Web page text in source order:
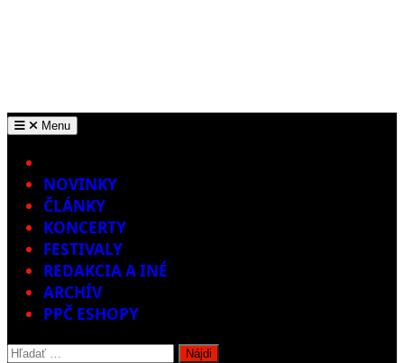
Menu
NOVINKY
ČLÁNKY
KONCERTY
FESTIVALY
REDAKCIA A INÉ
ARCHÍV
PPČ ESHOPY
Hľadať: